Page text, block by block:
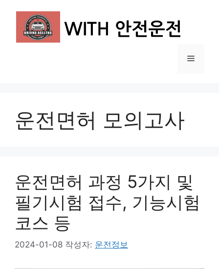
메
운전면허 모의고사
운전면허 과정 5가지 및
필기시험 접수, 기능시험
코스 등
2024-01-08 작성자: 운전정보